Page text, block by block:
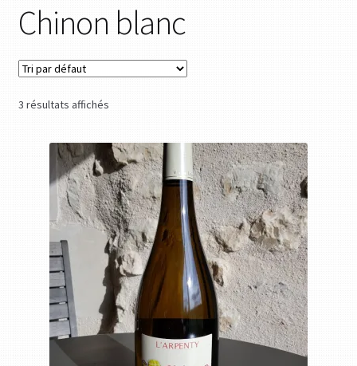
Chinon blanc
3 résultats affichés